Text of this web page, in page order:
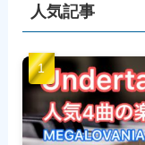
人気記事